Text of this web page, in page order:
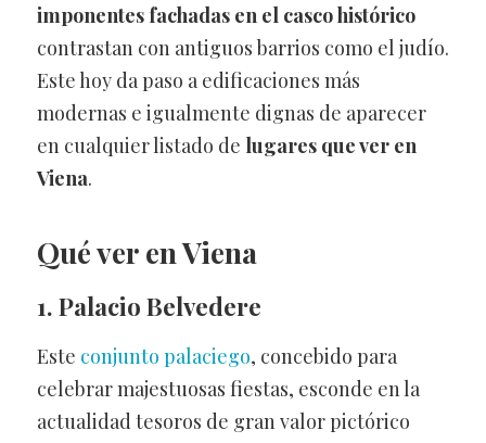
imponentes fachadas en el casco histórico
contrastan con antiguos barrios como el judío.
Este hoy da paso a edificaciones más
modernas e igualmente dignas de aparecer
en cualquier listado de lugares que ver en
Viena.
Qué ver en Viena
1. Palacio Belvedere
Este conjunto palaciego, concebido para
celebrar majestuosas fiestas, esconde en la
actualidad tesoros de gran valor pictórico